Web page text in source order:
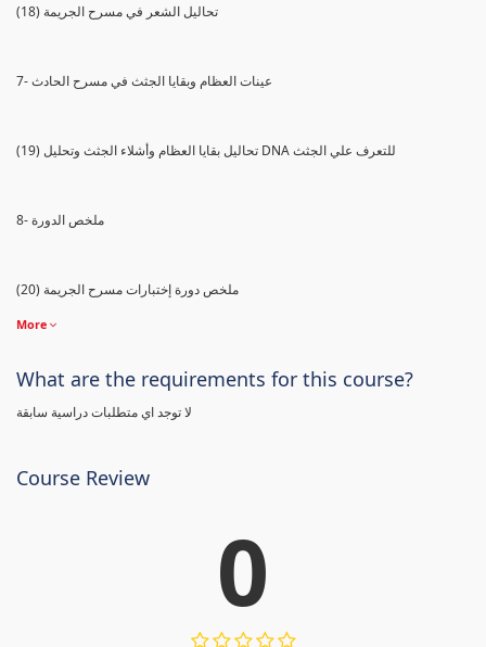
(18) تحاليل الشعر في مسرح الجريمة
7- عينات العظام وبقايا الجثث في مسرح الحادث
(19) تحاليل بقايا العظام وأشلاء الجثث وتحليل DNA للتعرف علي الجثث
8- ملخص الدورة
(20) ملخص دورة إختبارات مسرح الجريمة
More
What are the requirements for this course?
لا توجد اي متطلبات دراسية سابقة
Course Review
0